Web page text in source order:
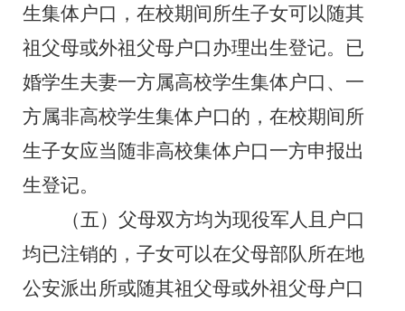
生集体户口，在校期间所生子女可以随其
祖父母或外祖父母户口办理出生登记。已
婚学生夫妻一方属高校学生集体户口、一
方属非高校学生集体户口的，在校期间所
生子女应当随非高校集体户口一方申报出
生登记。
（五）父母双方均为现役军人且户口
均已注销的，子女可以在父母部队所在地
公安派出所或随其祖父母或外祖父母户口